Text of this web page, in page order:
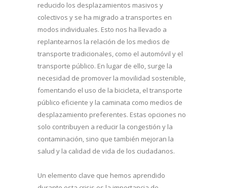
reducido los desplazamientos masivos y
colectivos y se ha migrado a transportes en
modos individuales. Esto nos ha llevado a
replantearnos la relación de los medios de
transporte tradicionales, como el automóvil y el
transporte público. En lugar de ello, surge la
necesidad de promover la movilidad sostenible,
fomentando el uso de la bicicleta, el transporte
público eficiente y la caminata como medios de
desplazamiento preferentes. Estas opciones no
solo contribuyen a reducir la congestión y la
contaminación, sino que también mejoran la
salud y la calidad de vida de los ciudadanos.
Un elemento clave que hemos aprendido